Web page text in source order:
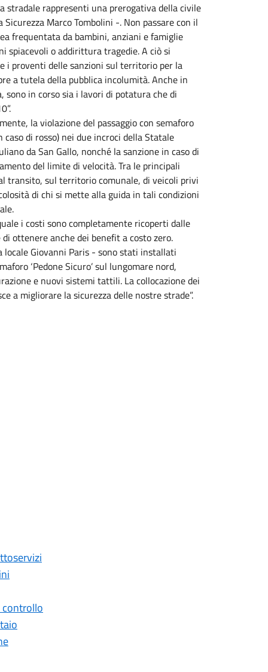
stradale rappresenti una prerogativa della civile
Marco Tombolini -. Non passare con il
frequentata da bambini, anziani e famiglie
spiacevoli o addirittura tragedie. A ciò si
i proventi delle sanzioni sul territorio per la
a tutela della pubblica incolumità. Anche in
sono in corso sia i lavori di potatura che di
la violazione del passaggio con semaforo
di rosso) nei due incroci della Statale
da San Gallo, nonché la sanzione in caso di
del limite di velocità. Tra le principali
transito, sul territorio comunale, di veicoli privi
di chi si mette alla guida in tali condizioni
i costi sono completamente ricoperti dalle
ottenere anche dei benefit a costo zero.
Giovanni Paris - sono stati installati
‘Pedone Sicuro’ sul lungomare nord,
e nuovi sistemi tattili. La collocazione dei
a migliorare la sicurezza delle nostre strade”.
controllo